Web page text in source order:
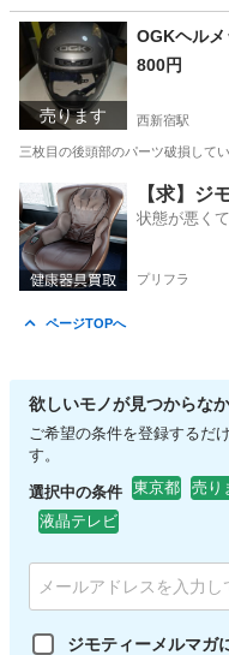
東京 新宿区
売ります
OGKヘルメ
800円
西新宿駅
三枚目の後頭部のパーツ破損して
東京 新宿区 西新宿駅
【求】ジ
状態が悪く
プリフラ
ページTOPへ
欲しいモノが見つからな
ご希望の条件を登録するだ
す。
選択中の条件 東京都 売り
液晶テレビ
ジモティーメルマガ